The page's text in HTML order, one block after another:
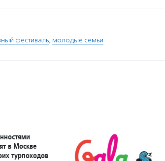
фестиваль, молодые семьи
в Москве
турпоходов